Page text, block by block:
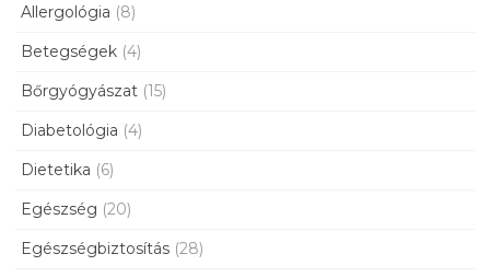
Allergológia (8)
Betegségek (4)
Bőrgyógyászat (15)
Diabetológia (4)
Dietetika (6)
Egészség (20)
Egészségbiztosítás (28)